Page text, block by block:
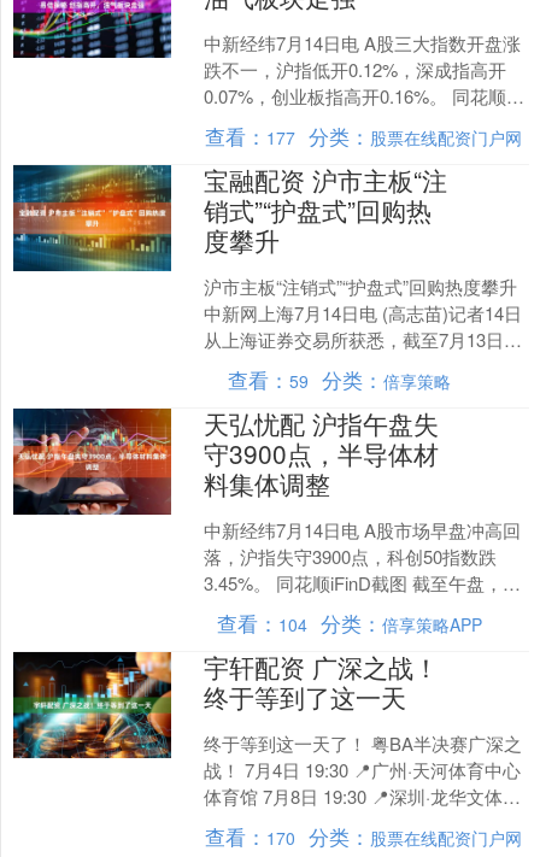
中新经纬7月14日电 A股三大指数开盘涨
跌不一，沪指低开0.12%，深成指高开
0.07%，创业板指高开0.16%。 同花顺
iFinD截图 盘面上，油气、零售百货....
查看： 177 分类： 股票在线配资门户网
宝融配资 沪市主板“注
销式”“护盘式”回购热
度攀升
沪市主板“注销式”“护盘式”回购热度攀升
中新网上海7月14日电 (高志苗)记者14日
从上海证券交易所获悉，截至7月13日，
今年以来沪市主板新增回购近90家
次，....
查看：59 分类：倍享策略
天弘忧配 沪指午盘失
守3900点，半导体材
料集体调整
中新经纬7月14日电 A股市场早盘冲高回
落，沪指失守3900点，科创50指数跌
3.45%。 同花顺iFinD截图 截至午盘，沪
指跌0.66%，深成指跌0.42%....
查看： 104 分类：倍享策略APP
宇轩配资 广深之战！
终于等到了这一天
终于等到这一天了！ 粤BA半决赛广深之
战！ 7月4日 19:30 📍广州·天河体育中心
体育馆 7月8日 19:30 📍深圳·龙华文体中
心 600米的广州塔面对 ....
查看： 170 分类： 股票在线配资门户网